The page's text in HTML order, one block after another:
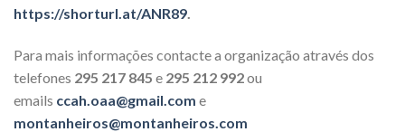
https://shorturl.at/ANR89
Para mais informações contacte a organização através dos
telefones 295 217 845 e 295 212 992ou
emails ccah.oaa@gmail.com e
montanheiros@montanheiros.com